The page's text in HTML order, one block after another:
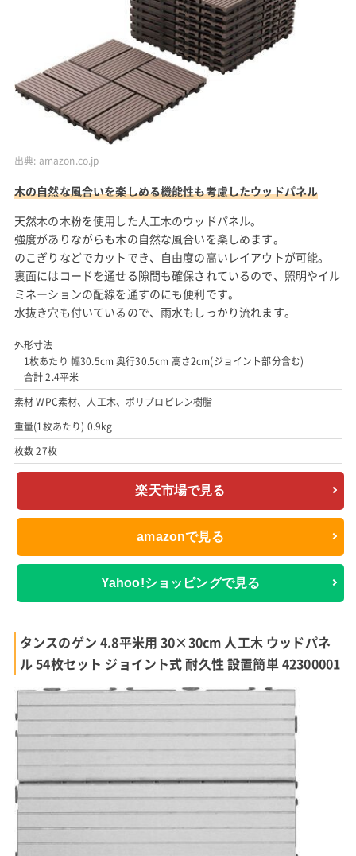
出典: amazon.co.jp
木の自然な風合いを楽しめる機能性も考慮したウッドパネル
天然木の木粉を使用した人工木のウッドパネル。
強度がありながらも木の自然な風合いを楽しめます。
のこぎりなどでカットでき、自由度の高いレイアウトが可能。
裏面にはコードを通せる隙間も確保されているので、照明やイル
ミネーションの配線を通すのにも便利です。
水抜き穴も付いているので、雨水もしっかり流れます。
外形寸法
1枚あたり 幅30.5cm 奥行30.5cm 高さ2cm(ジョイント部分含む)
合計 2.4平米
素材 WPC素材、人工木、ポリプロピレン樹脂
重量(1枚あたり) 0.9kg
枚数 27枚
楽天市場で見る
amazonで見る
Yahoo!ショッピングで見る
タンスのゲン 4.8平米用 30×30cm 人工木 ウッドパネ
ル 54枚セット ジョイント式 耐久性 設置簡単 42300001